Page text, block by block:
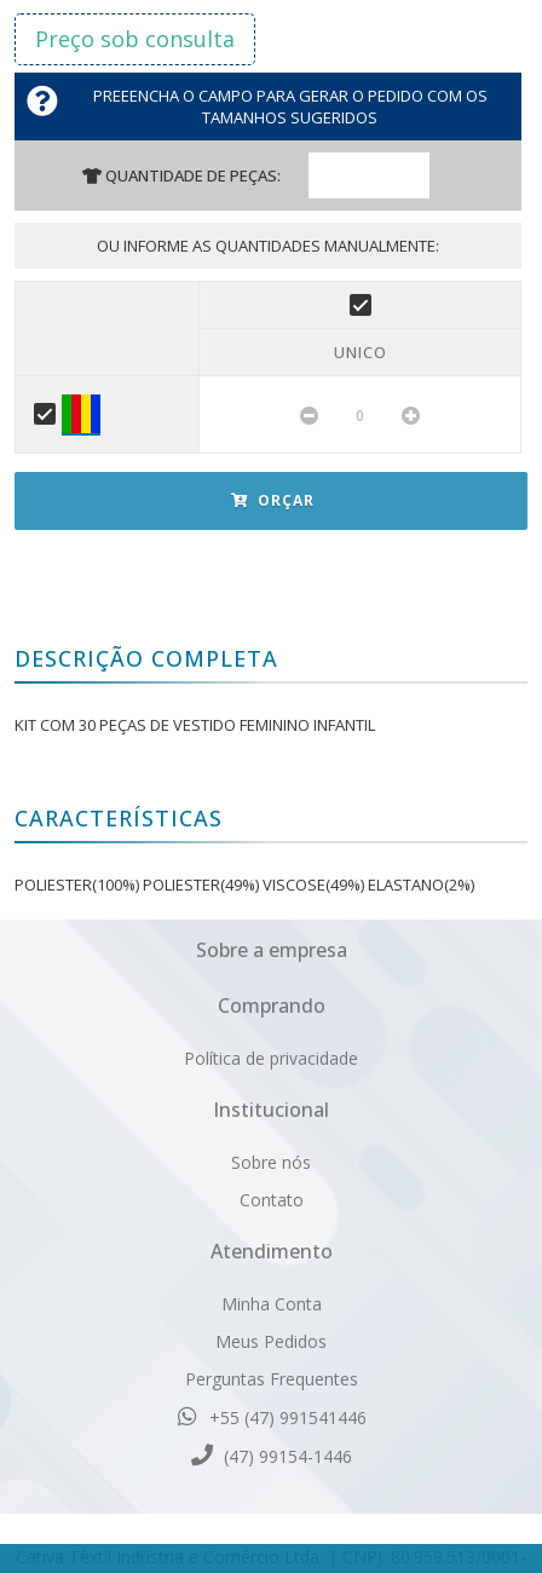
Preço sob consulta
PREEENCHA O CAMPO PARA GERAR O PEDIDO COM OS
TAMANHOS SUGERIDOS
QUANTIDADE DE PEÇAS:
OU INFORME AS QUANTIDADES MANUALMENTE:
UNICO
ORÇAR
DESCRIÇÃO COMPLETA
KIT COM 30 PEÇAS DE VESTIDO FEMININO INFANTIL
CARACTERÍSTICAS
POLIESTER(100%) POLIESTER(49%) VISCOSE(49%) ELASTANO(2%)
Sobre a empresa
Comprando
Política de privacidade
Institucional
Sobre nós
Contato
Atendimento
Minha Conta
Meus Pedidos
Perguntas Frequentes
+55 (47) 991541446
(47) 99154-1446